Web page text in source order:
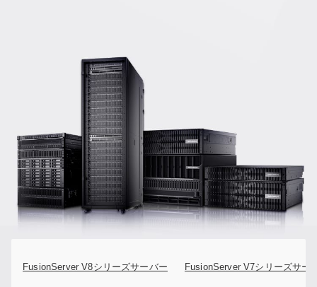
FusionServer V8シリーズサーバー FusionServer V7シリーズサー